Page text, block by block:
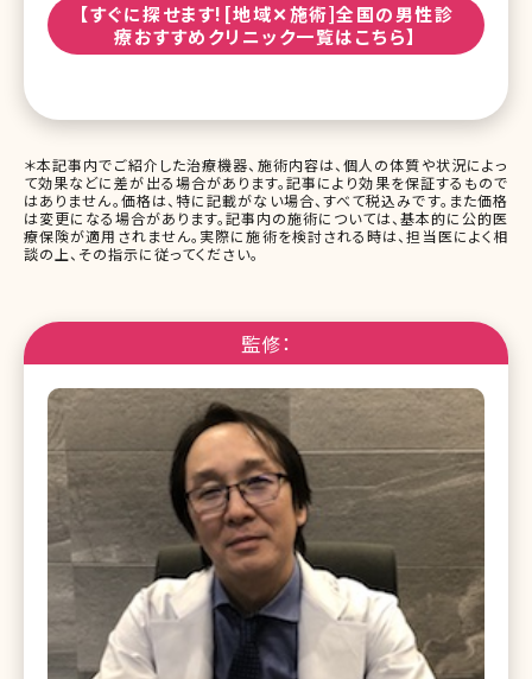
【すぐに探せます![地域✕施術]全国の男性診
療おすすめクリニック一覧はこちら】
＊本記事内でご紹介した治療機器、施術内容は、個人の体質や状況によっ
て効果などに差が出る場合があります。記事により効果を保証するもので
はありません。価格は、特に記載がない場合、すべて税込みです。また価格
は変更になる場合があります。記事内の施術については、基本的に公的医
療保険が適用されません。実際に施術を検討される時は、担当医によく相
談の上、その指示に従ってください。
監修：